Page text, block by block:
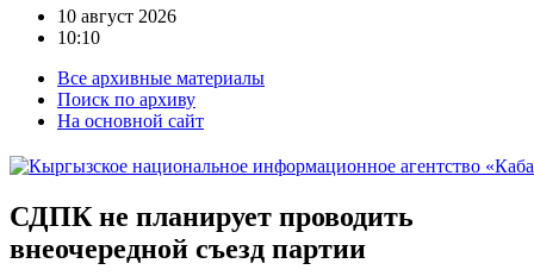
10 август 2026
10:10
Все архивные материалы
Поиск по архиву
На основной сайт
СДПК не планирует проводить
внеочередной съезд партии